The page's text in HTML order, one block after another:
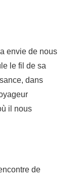
envie de nous
le fil de sa
dans
il nous
de